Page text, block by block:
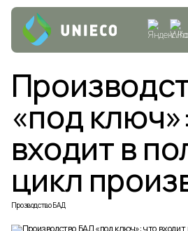
«под
входит в
цикл
Прозводство БАД